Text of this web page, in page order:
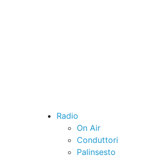
Radio
On Air
Conduttori
Palinsesto